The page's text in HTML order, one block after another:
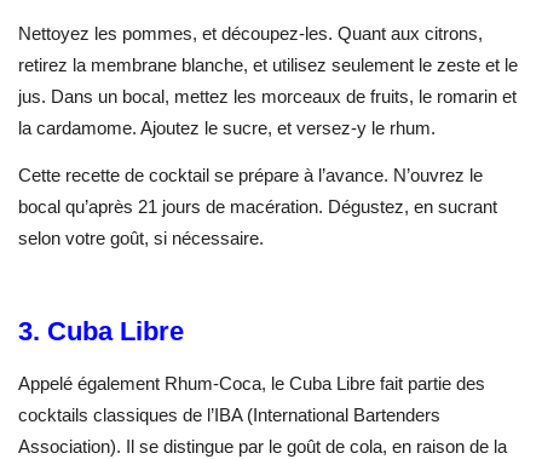
Nettoyez les pommes, et découpez-les. Quant aux citrons,
retirez la membrane blanche, et utilisez seulement le zeste et le
jus. Dans un bocal, mettez les morceaux de fruits, le romarin et
la cardamome. Ajoutez le sucre, et versez-y le rhum.
Cette recette de cocktail se prépare à l’avance. N’ouvrez le
bocal qu’après 21 jours de macération. Dégustez, en sucrant
selon votre goût, si nécessaire.
3. Cuba Libre
Appelé également Rhum-Coca, le Cuba Libre fait partie des
cocktails classiques de l’IBA (International Bartenders
Association). Il se distingue par le goût de cola, en raison de la